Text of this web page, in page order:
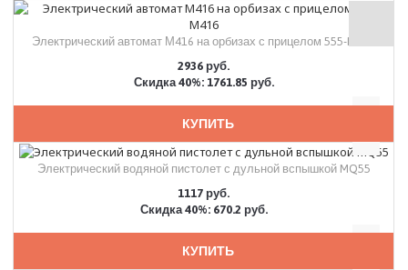
Электрический автомат М416 на орбизах с прицелом 555-M416
2936 руб.
Скидка 40%: 1761.85 руб.
КУПИТЬ
Электрический водяной пистолет с дульной вспышкой MQ55
1117 руб.
Скидка 40%: 670.2 руб.
КУПИТЬ